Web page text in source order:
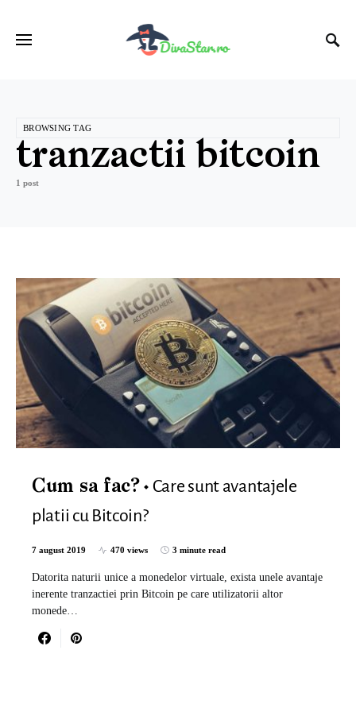
BROWSING TAG
tranzactii bitcoin
1 post
Cum sa fac?
Care sunt avantajele
platii cu Bitcoin?
7 august 2019 470 views 3 minute read
Datorita naturii unice a monedelor virtuale, exista unele avantaje
inerente tranzactiei prin Bitcoin pe care utilizatorii altor
monede…